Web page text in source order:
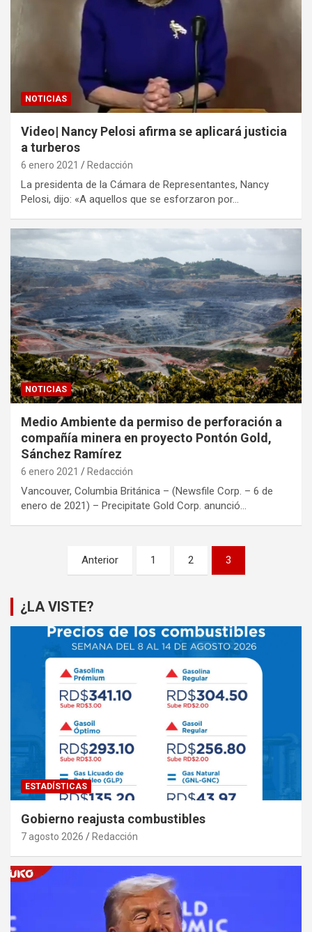
NOTICIAS
Video| Nancy Pelosi afirma se aplicará justicia
a turberos
6 enero 2021 Redacción
La presidenta de la Cámara de Representantes, Nancy
Pelosi, dijo: «A aquellos que se esforzaron por…
NOTICIAS
Medio Ambiente da permiso de perforación a
compañía minera en proyecto Pontón Gold,
Sánchez Ramírez
6 enero 2021 Redacción
Vancouver, Columbia Británica – (Newsfile Corp. – 6 de
enero de 2021) – Precipitate Gold Corp. anunció…
Paginación
entradas
Anterior 1 2 3
¿LA VISTE?
ESTADÍSTICAS
Gobierno reajusta combustibles
7 agosto 2026 Redacción